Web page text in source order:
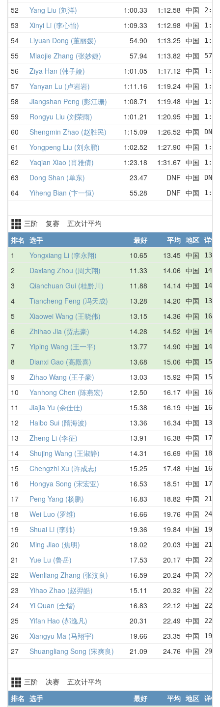
52 Yang Liu (刘洋) 1:00.33 1:12.58 中国
53 Xinyi Li (李心怡) 1:09.33 1:12.98 中国
54 Liyuan Dong (董丽媛) 54.90 1:13.25 中国
55 Miaojie Zhang (张妙婕) 57.94 1:13.82 中国
56 Ziya Han (韩子娅) 1:01.05 1:17.12 中国
57 Yanyan Lu (卢岩岩) 1:11.16 1:19.24 中国
58 Jiangshan Peng (彭江珊) 1:08.71 1:19.48 中国
59 Rongyu Liu (刘荣雨) 1:01.21 1:20.95 中国
60 Shengmin Zhao (赵胜民) 1:15.09 1:26.52 中国
61 Yongpeng Liu (刘永鹏) 1:02.52 1:27.90 中国
62 Yaqian Xiao (肖雅倩) 1:23.18 1:31.67 中国
63 Dong Shan (单东) 23.47 DNF 中国
64 Yiheng Bian (卞一恒) 55.28 DNF 中国
三阶 复赛 五次计平均
排名 选手 最好 平均 地区 详情
1
Yongxiang Li (李永翔) 10.65 13.45 中国
2 Daxiang Zhou (周大翔) 11.33 14.06 中国
3 Qianchuan Gui (桂黔川) 11.88 14.14 中国
4 Tiancheng Feng (冯天成) 13.28 14.20 中国
5 Xiaowei Wang (王晓伟) 13.15 14.36 中国
6 Zhihao Jia (贾志豪) 14.28 14.52 中国
7 Yiping Wang (王一平) 13.77 14.90 中国
8 Dianxi Gao (高殿喜) 13.68 15.06 中国
9 Zihao Wang (王子豪) 13.03 15.92 中国
10 Yanhong Chen (陈燕宏) 12.50 16.17 中国
11 Jiajia Yu (余佳佳) 15.38 16.19 中国
12 Haibo Sui (隋海波) 13.36 16.34 中国
13 Zheng Li (李征) 13.91 16.38 中国
14 Shujing Wang (王淑静) 14.31 16.69 中国
15 Chengzhi Xu (许成志) 15.25 17.48 中国
16 Hongya Song (宋宏亚) 16.53 18.51 中国
17 Peng Yang (杨鹏) 16.83 18.82 中国
18 Wei Luo (罗维) 16.66 19.76 中国
19 Shuai Li (李帅) 19.36 19.84 中国
20 Ming Jiao (焦明) 18.02 20.03 中国
21 Yue Lu (鲁岳) 17.53 20.17 中国
22 Wenliang Zhang (张汶良) 16.59 20.24 中国
23 Yihao Zhao (赵羿皓) 15.11 20.32 中国
24 Yi Quan (全熠) 16.83 22.12 中国
25 Yifan Hao (郝逸凡) 20.31 22.49 中国
26 Xiangyu Ma (马翔宇) 19.66 23.35 中国
27 Shuangliang Song (宋爽良) 21.09 24.76 中国
三阶 决赛 五次计平均
排名 选手 最好 平均 地区 详情